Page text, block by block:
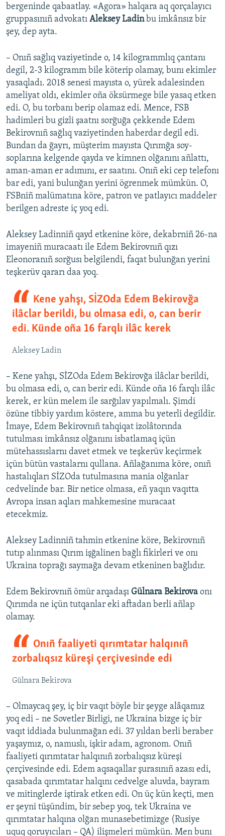
bergeninde qabaatlay. «Agora» halqara aq qorçalayıcı
gruppasınıñ advokatı Aleksey Ladin bu imkânsız bir
şey, dep ayta.
– Onıñ sağlıq vaziyetinde o, 14 kilogrammlıq çantanı
degil, 2-3 kilogramm bile köterip olamay, bunı ekimler
yasaqladı. 2018 senesi mayısta o, yürek adalesinden
ameliyat oldı, ekimler oña öksürmege bile yasaq etken
edi. O, bu torbanı berip olamaz edi. Mence, FSB
hadimleri bu gizli şaatnı sorğuğa çekkende Edem
Bekirovnıñ sağlıq vaziyetinden haberdar degil edi.
Bundan da ğayrı, müşterim mayısta Qırımğa soy-
soplarına kelgende qayda ve kimnen olğanını añlattı,
aman-aman er adımını, er saatını. Onıñ eki cep telefonı
bar edi, yani bulunğan yerini ögrenmek mümkün. O,
FSBniñ malümatına köre, patron ve patlayıcı maddeler
berilgen adreste iç yoq edi.
Aleksey Ladinniñ qayd etkenine köre, dekabrniñ 26-na
imayeniñ muracaatı ile Edem Bekirovnıñ qızı
Eleonoranıñ sorğusı belgilendi, faqat bulunğan yerini
teşkerüv qararı daa yoq.
Kene yahşı, SİZOda Edem Bekirovğa
ilâclar berildi, bu olmasa edi, o, can berir
edi. Künde oña 16 farqlı ilâc kerek
Aleksey Ladin
– Kene yahşı, SİZOda Edem Bekirovğa ilâclar berildi,
bu olmasa edi, o, can berir edi. Künde oña 16 farqlı ilâc
kerek, er kün melem ile sarğılav yapılmalı. Şimdi
özüne tibbiy yardım köstere, amma bu yeterli degildir.
İmaye, Edem Bekirovnıñ tahqiqat izolâtorında
tutulması imkânsız olğanını isbatlamaq içün
mütehassıslarnı davet etmek ve teşkerüv keçirmek
içün bütün vastalarnı qullana. Añlağanıma köre, onıñ
hastalıqları SİZOda tutulmasına mania olğanlar
cedvelinde bar. Bir netice olmasa, eñ yaqın vaqıtta
Avropa insan aqları mahkemesine muracaat
etecekmiz.
Aleksey Ladinniñ tahmin etkenine köre, Bekirovnıñ
tutıp alınması Qırım işğalinen bağlı fikirleri ve onı
Ukraina toprağı saymağa devam etkeninen bağlıdır.
Edem Bekirovnıñ ömür arqadaşı Gülnara Bekirova onı
Qırımda ne içün tutqanlar eki aftadan berli añlap
olamay.
Onıñ faaliyeti qırımtatar halqınıñ
zorbalıqsız küreşi çerçivesinde edi
Gülnara Bekirova
– Olmaycaq şey, iç bir vaqıt böyle bir şeyge alâqamız
yoq edi – ne Sovetler Birligi, ne Ukraina bizge iç bir
vaqıt iddiada bulunmağan edi. 37 yıldan berli beraber
yaşaymız, o, namuslı, işkir adam, agronom. Onıñ
faaliyeti qırımtatar halqınıñ zorbalıqsız küreşi
çerçivesinde edi. Edem aqsaqallar şurasınıñ azası edi,
qasabada qırımtatar halqını cedvelge aluvda, bayram
ve mitinglerde iştirak etken edi. On üç kün keçti, men
er şeyni tüşündim, bir sebep yoq, tek Ukraina ve
qırımtatar halqına olğan munasebetimizge (Rusiye
uquq qoruyıcıları – QA) ilişmeleri mümkün. Men bunı